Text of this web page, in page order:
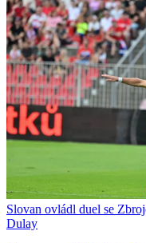
Slovan ovládl duel se
Dulay